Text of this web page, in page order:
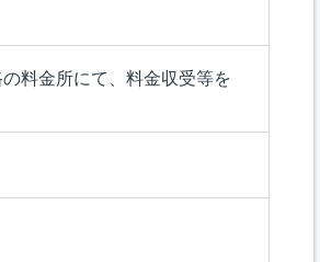
料金所にて、料金収受等を